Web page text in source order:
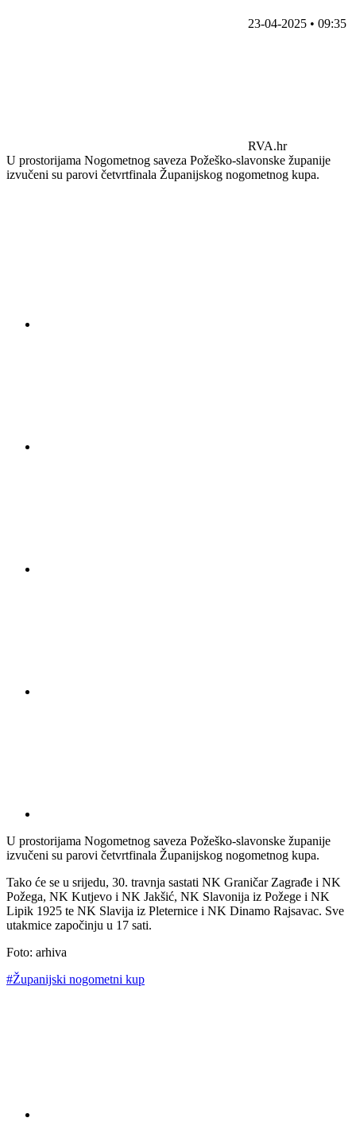
23-04-2025 • 09:35
RVA.hr
U prostorijama Nogometnog saveza Požeško-slavonske županije
izvučeni su parovi četvrtfinala Županijskog nogometnog kupa.
U prostorijama Nogometnog saveza Požeško-slavonske županije
izvučeni su parovi četvrtfinala Županijskog nogometnog kupa.
Tako će se u srijedu, 30. travnja sastati NK Graničar Zagrađe i NK
Požega, NK Kutjevo i NK Jakšić, NK Slavonija iz Požege i NK
Lipik 1925 te NK Slavija iz Pleternice i NK Dinamo Rajsavac. Sve
utakmice započinju u 17 sati.
Foto: arhiva
#Županijski nogometni kup